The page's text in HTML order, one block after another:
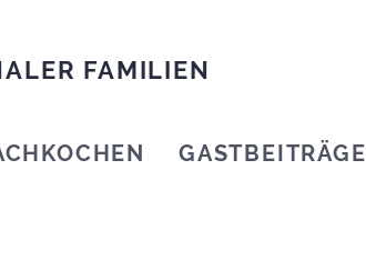
FAMILIEN
GASTBEITRÄGE